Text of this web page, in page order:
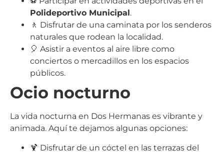
Polideportivo Municipal.
🚶 Disfrutar de una caminata por los senderos
naturales que rodean la localidad.
🎈 Asistir a eventos al aire libre como
conciertos o mercadillos en los espacios
públicos.
Ocio nocturno
La vida nocturna en Dos Hermanas es vibrante y
animada. Aquí te dejamos algunas opciones:
🍹 Disfrutar de un cóctel en las terrazas del